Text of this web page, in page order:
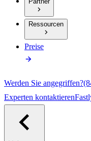
Ressourcen
Preise
Werden Sie angegriffen?
Experten kontaktieren